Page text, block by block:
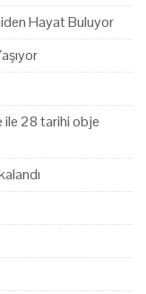
Hayat Buluyor
ile 28 tarihi obje